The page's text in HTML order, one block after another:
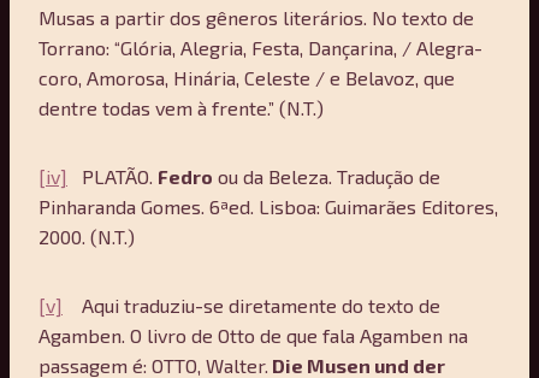
Musas a partir dos gêneros literários. No texto de
Torrano: “Glória, Alegria, Festa, Dançarina, / Alegra-
coro, Amorosa, Hinária, Celeste / e Belavoz, que
dentre todas vem à frente.” (N.T.)
[iv] PLATÃO. Fedro ou da Beleza. Tradução de
Pinharanda Gomes. 6ªed. Lisboa: Guimarães Editores,
2000. (N.T.)
[v]
Aqui traduziu-se diretamente do texto de
Agamben. O livro de Otto de que fala Agamben na
passagem é: OTTO, Walter. Die Musen und der